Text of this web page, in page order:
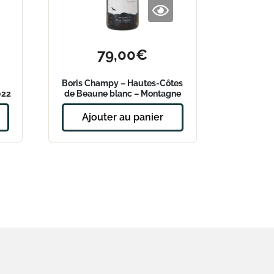
79,00€
Boris Champy – Hautes-Côtes
de Beaune blanc – Montagne
382 2021 – Magnum
Ajouter au panier